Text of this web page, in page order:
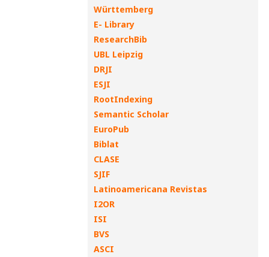
Württemberg
E- Library
ResearchBib
UBL Leipzig
DRJI
ESJI
RootIndexing
Semantic Scholar
EuroPub
Biblat
CLASE
SJIF
Latinoamericana Revistas
I2OR
ISI
BVS
ASCI